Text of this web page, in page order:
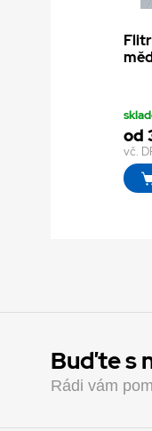
od
vč.
Buďte s
Rádi vám